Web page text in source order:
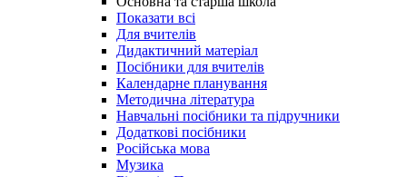
Показати всі
Для вчителів
Дидактичний матеріал
Посібники для вчителів
Календарне планування
Методична література
Навчальні посібники та підручники
Додаткові посібники
Російська мова
Музика